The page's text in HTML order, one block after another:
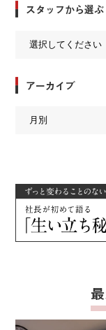
スタッフから選ぶ
アーカイブ